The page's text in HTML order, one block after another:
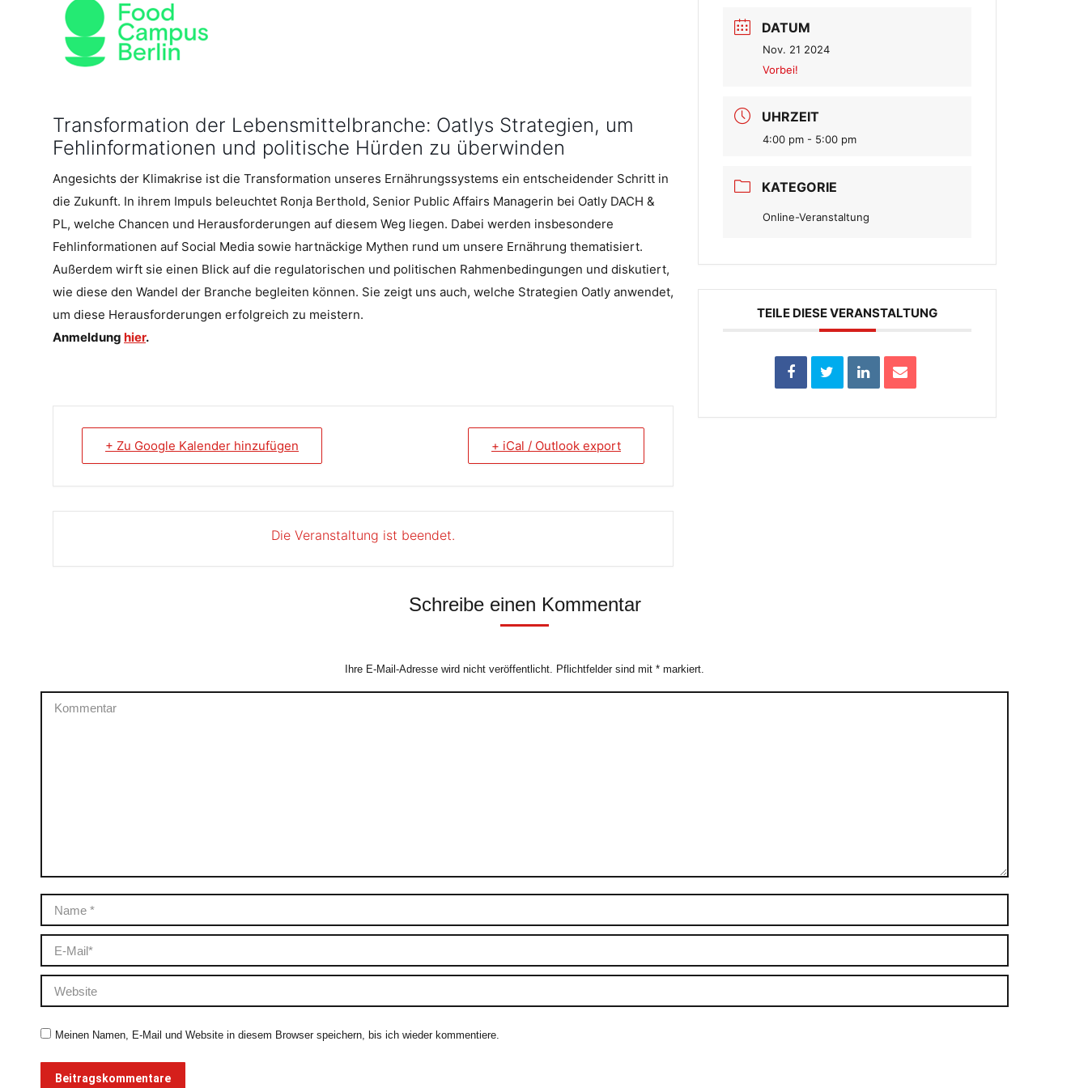
Transformation der Lebensmittelbranche: Oatlys Strategien, um
Fehlinformationen und politische Hürden zu überwinden
Angesichts der Klimakrise ist die Transformation unseres Ernährungssystems ein entscheidender Schritt in
die Zukunft. In ihrem Impuls beleuchtet Ronja Berthold, Senior Public Affairs Managerin bei Oatly DACH &
PL, welche Chancen und Herausforderungen auf diesem Weg liegen. Dabei werden insbesondere
Fehlinformationen auf Social Media sowie hartnäckige Mythen rund um unsere Ernährung thematisiert.
Außerdem wirft sie einen Blick auf die regulatorischen und politischen Rahmenbedingungen und diskutiert,
wie diese den Wandel der Branche begleiten können. Sie zeigt uns auch, welche Strategien Oatly anwendet,
um diese Herausforderungen erfolgreich zu meistern.
Anmeldung hier.
+ Zu Google Kalender hinzufügen + iCal / Outlook export
Die Veranstaltung ist beendet.
DATUM
Nov. 21 2024
Vorbei!
UHRZEIT
4:00 pm - 5:00 pm
KATEGORIE
Online-Veranstaltung
TEILE DIESE VERANSTALTUNG
Schreibe einen Kommentar
Ihre E-Mail-Adresse wird nicht veröffentlicht. Pflichtfelder sind mit * markiert.
Kommentar
Name *
E-Mail *
Website
Meinen Namen, E-Mail und Website in diesem Browser speichern, bis ich wieder kommentiere.
Beitragskommentare